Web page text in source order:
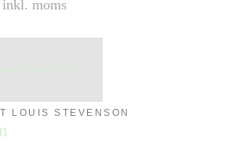
inkl. moms
LOUIS STEVENSON